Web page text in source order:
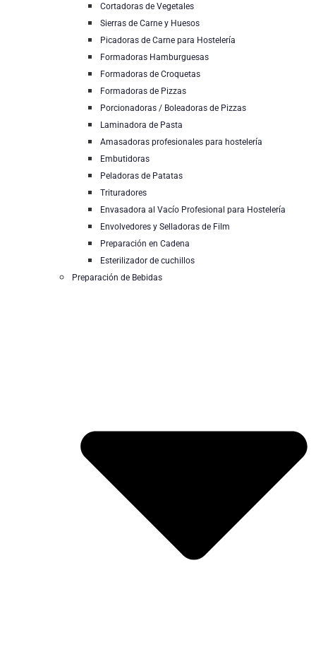
Cortadoras de Vegetales
Sierras de Carne y Huesos
Picadoras de Carne para Hostelería
Formadoras Hamburguesas
Formadoras de Croquetas
Formadoras de Pizzas
Porcionadoras / Boleadoras de Pizzas
Laminadora de Pasta
Amasadoras profesionales para hostelería
Embutidoras
Peladoras de Patatas
Trituradores
Envasadora al Vacío Profesional para Hostelería
Envolvedores y Selladoras de Film
Preparación en Cadena
Esterilizador de cuchillos
Preparación de Bebidas